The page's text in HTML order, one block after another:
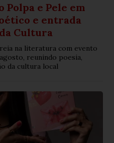
e Pele em
e entrada
Cultura
na literatura com evento
reunindo poesia,
da cultura local